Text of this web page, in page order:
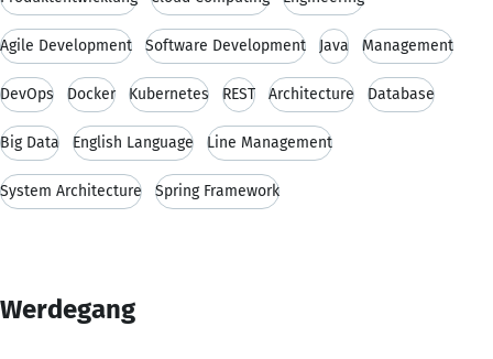
Agile Development Software Development Java Management
DevOps Docker Kubernetes REST Architecture Database
Big Data English Language Line Management
System Architecture Spring Framework
Werdegang